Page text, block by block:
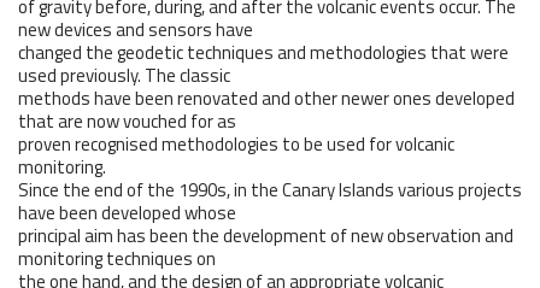
of gravity before, during, and after the volcanic events occur. The
new devices and sensors have
changed the geodetic techniques and methodologies that were
used previously. The classic
methods have been renovated and other newer ones developed
that are now vouched for as
proven recognised methodologies to be used for volcanic
monitoring.
Since the end of the 1990s, in the Canary Islands various projects
have been developed whose
principal aim has been the development of new observation and
monitoring techniques on
the one hand, and the design of an appropriate volcanic